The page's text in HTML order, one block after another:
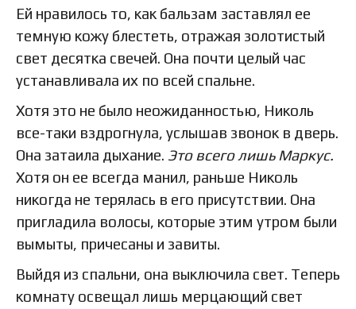
Ей нравилось то, как бальзам заставлял ее
темную кожу блестеть, отражая золотистый
свет десятка свечей. Она почти целый час
устанавливала их по всей спальне.
Хотя это не было неожиданностью, Николь
все-таки вздрогнула, услышав звонок в дверь.
Она затаила дыхание. Это всего лишь Маркус.
Хотя он ее всегда манил, раньше Николь
никогда не терялась в его присутствии. Она
пригладила волосы, которые этим утром были
вымыты, причесаны и завиты.
Выйдя из спальни, она выключила свет. Теперь
комнату освещал лишь мерцающий свет